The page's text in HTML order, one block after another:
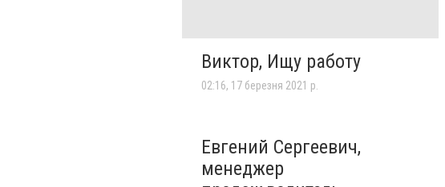
Виктор, Ищу работу
02:16, 17 березня 2021 р.
Евгений Сергеевич,
менеджер